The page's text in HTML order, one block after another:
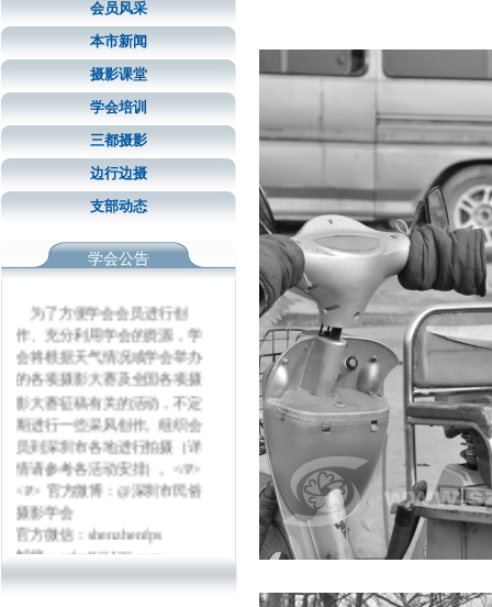
会员风采
本市新闻
摄影课堂
学会培训
三都摄影
边行边摄
支部动态
学会公告
作、充分利用学会的资源，学
会将根据天气情况或学会举办
的各项摄影大赛及全国各项摄
影大赛征稿有关的活动，不定
期进行一些采风创作。组织会
员到深圳市各地进行拍摄（详
情请参考各活动安排）。</P>
<P> 官方微博：@深圳市民俗
摄影学会
官方微信：shenzhenfps
邮箱：szfps8@126.com
电话：13902968412